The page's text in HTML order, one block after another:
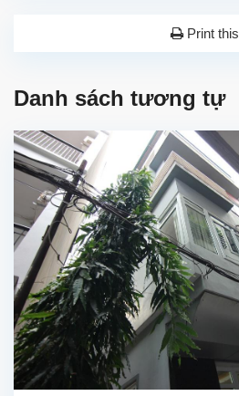
Print this
Danh sách tương tự